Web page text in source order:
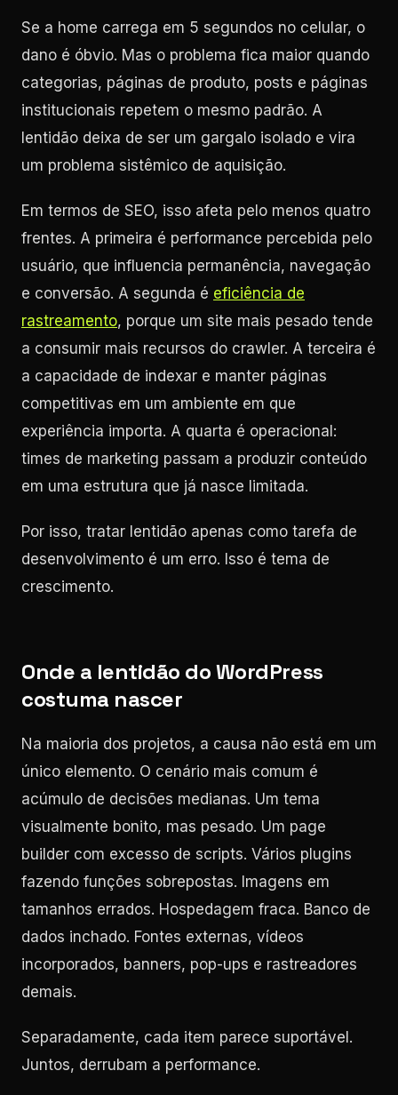
Se a home carrega em 5 segundos no celular, o
dano é óbvio. Mas o problema fica maior quando
categorias, páginas de produto, posts e páginas
institucionais repetem o mesmo padrão. A
lentidão deixa de ser um gargalo isolado e vira
um problema sistêmico de aquisição.
Em termos de SEO, isso afeta pelo menos quatro
frentes. A primeira é performance percebida pelo
usuário, que influencia permanência, navegação
e conversão. A segunda é eficiência de
rastreamento, porque um site mais pesado tende
a consumir mais recursos do crawler. A terceira é
a capacidade de indexar e manter páginas
competitivas em um ambiente em que
experiência importa. A quarta é operacional:
times de marketing passam a produzir conteúdo
em uma estrutura que já nasce limitada.
Por isso, tratar lentidão apenas como tarefa de
desenvolvimento é um erro. Isso é tema de
crescimento.
Onde a lentidão do WordPress
costuma nascer
Na maioria dos projetos, a causa não está em um
único elemento. O cenário mais comum é
acúmulo de decisões medianas. Um tema
visualmente bonito, mas pesado. Um page
builder com excesso de scripts. Vários plugins
fazendo funções sobrepostas. Imagens em
tamanhos errados. Hospedagem fraca. Banco de
dados inchado. Fontes externas, vídeos
incorporados, banners, pop-ups e rastreadores
demais.
Separadamente, cada item parece suportável.
Juntos, derrubam a performance.